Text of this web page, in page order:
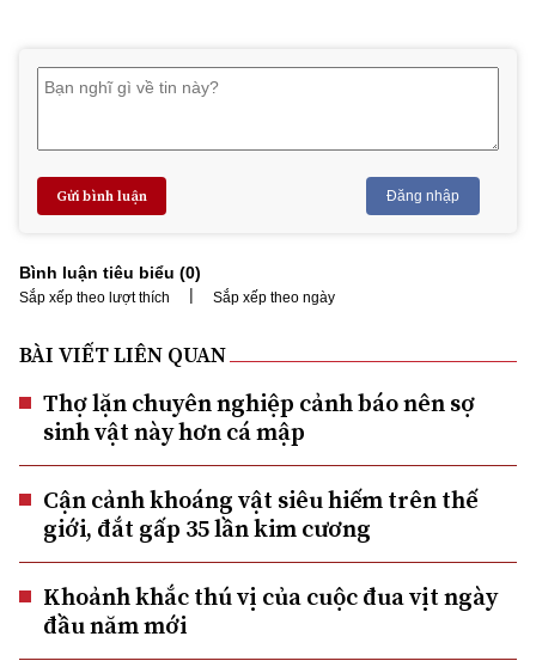
Gửi bình luận Đăng nhập
Bình luận tiêu biểu (0)
Sắp xếp theo lượt thích | Sắp xếp theo ngày
BÀI VIẾT LIÊN QUAN
Thợ lặn chuyên nghiệp cảnh báo nên sợ
sinh vật này hơn cá mập
Cận cảnh khoáng vật siêu hiếm trên thế
giới, đắt gấp 35 lần kim cương
Khoảnh khắc thú vị của cuộc đua vịt ngày
đầu năm mới